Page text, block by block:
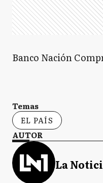
Banco Nación
Temas
EL PAÍS
AUTOR
La